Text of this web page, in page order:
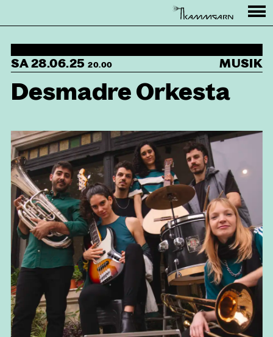
Programm
Rahmenprogramm
Besuch
Partner
Presse
Rückschau
↳ Kammgarn
KONTAKT
Kammgarn Kulturwerkstatt
Spinnereistraße 10
6971 Hard am Bodensee
Österreich
SA 28.06.25 20.00 MUSIK
Desmadre Orkesta